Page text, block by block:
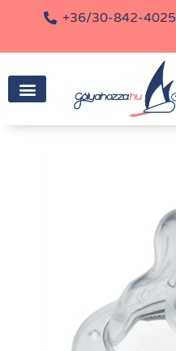
+36/30-842-4025